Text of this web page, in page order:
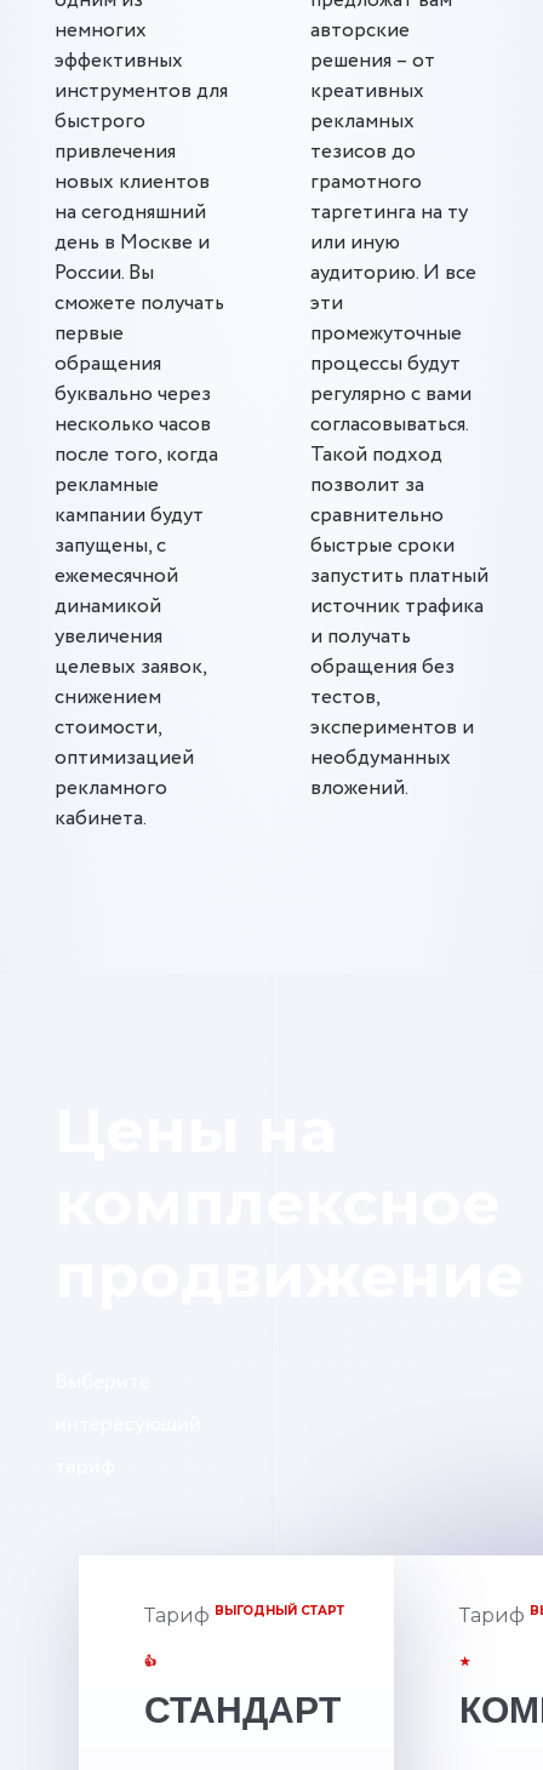
немногих
эффективных
инструментов для
быстрого
привлечения
новых клиентов
на сегодняшний
день в Москве и
России. Вы
сможете получать
первые
обращения
буквально через
несколько часов
после того, когда
рекламные
кампании будут
запущены, с
ежемесячной
динамикой
увеличения
целевых заявок,
снижением
стоимости,
оптимизацией
рекламного
кабинета.
авторские
решения – от
креативных
рекламных
тезисов до
грамотного
таргетинга на ту
или иную
аудиторию. И все
эти
промежуточные
процессы будут
регулярно с вами
согласовываться.
Такой подход
позволит за
сравнительно
быстрые сроки
запустить платный
источник трафика
и получать
обращения без
тестов,
экспериментов и
необдуманных
вложений.
Тариф ВЫГОДНЫЙ СТАРТ
👍
СТАНДАРТ
Тариф
★